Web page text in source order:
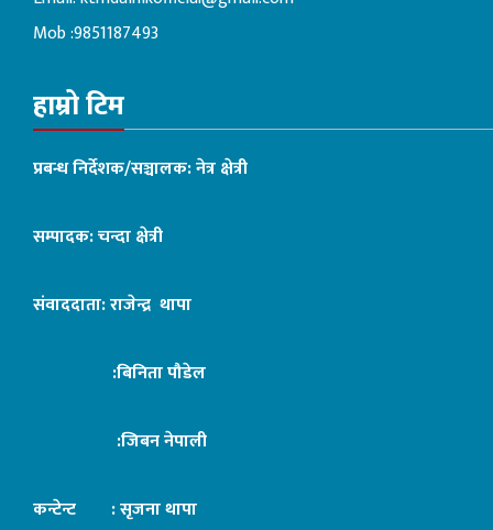
Mob :9851187493
हाम्रो टिम
प्रबन्ध निर्देशक/सञ्चालक: नेत्र क्षेत्री
सम्पादक: चन्दा क्षेत्री
संवाददाता: राजेन्द्र थापा
:बिनिता पौडेल
:जिबन नेपाली
कन्टेन्ट : सृजना थापा